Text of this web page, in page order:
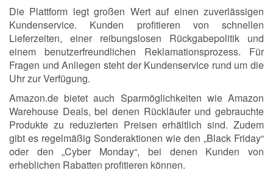
Die Plattform legt großen Wert auf einen zuverlässigen
Kundenservice. Kunden profitieren von schnellen
Lieferzeiten, einer reibungslosen Rückgabepolitik und
einem benutzerfreundlichen Reklamationsprozess. Für
Fragen und Anliegen steht der Kundenservice rund um die
Uhr zur Verfügung.
Amazon.de bietet auch Sparmöglichkeiten wie Amazon
Warehouse Deals, bei denen Rückläufer und gebrauchte
Produkte zu reduzierten Preisen erhältlich sind. Zudem
gibt es regelmäßig Sonderaktionen wie den „Black Friday“
oder den „Cyber Monday“, bei denen Kunden von
erheblichen Rabatten profitieren können.